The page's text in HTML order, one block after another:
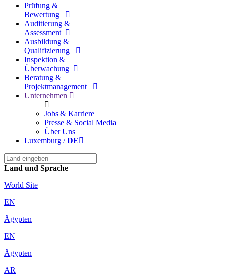
Prüfung &
Bewertung
Auditierung &
Assessment
Ausbildung &
Qualifizierung
Inspektion &
Überwachung
Beratung &
Projektmanagement
Unternehmen
Jobs & Karriere
Presse & Social Media
Über Uns
Luxemburg /DE
Land und Sprache
World Site
EN
Ägypten
EN
Ägypten
AR